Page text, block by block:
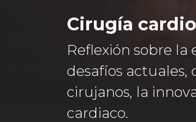
Cirugía
Reflexión sobre la
desafíos
cirujanos, la
cardiaco.